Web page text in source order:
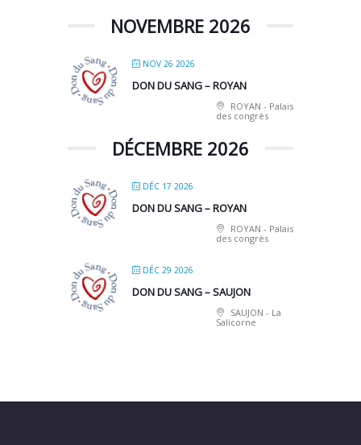
NOVEMBRE 2026
NOV 26 2026
DON DU SANG – ROYAN
ROYAN - Palais
des congrès
DÉCEMBRE 2026
DÉC 17 2026
DON DU SANG – ROYAN
ROYAN - Palais
des congrès
DÉC 29 2026
DON DU SANG – SAUJON
SAUJON - La
Salicorne